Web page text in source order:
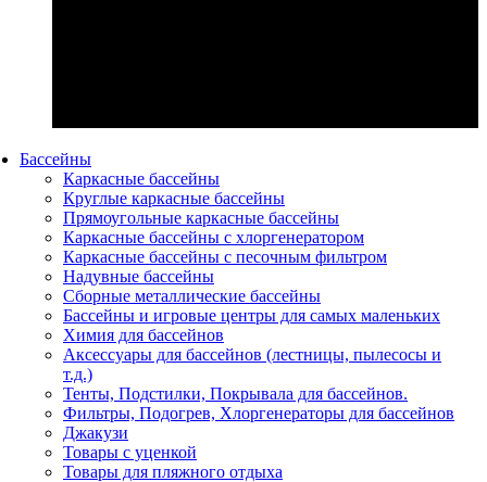
Бассейны
Каркасные бассейны
Круглые каркасные бассейны
Прямоугольные каркасные бассейны
Каркасные бассейны с хлоргенератором
Каркасные бассейны с песочным фильтром
Надувные бассейны
Сборные металлические бассейны
Бассейны и игровые центры для самых маленьких
Химия для бассейнов
Аксессуары для бассейнов (лестницы, пылесосы и
т.д.)
Тенты, Подстилки, Покрывала для бассейнов.
Фильтры, Подогрев, Хлоргенераторы для бассейнов
Джакузи
Товары с уценкой
Товары для пляжного отдыха